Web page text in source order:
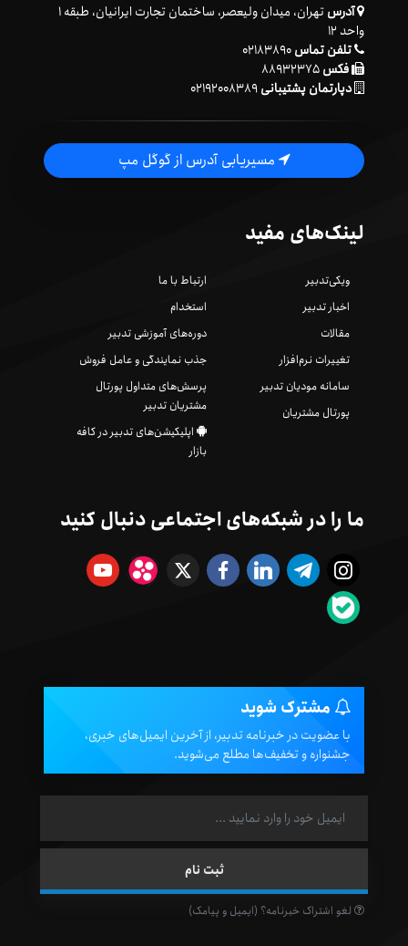
آدرس
تهران، میدان ولیعصر، ساختمان تجارت ایرانیان، طبقه ۱
واحد ۱۲
تلفن تماس۰۲۱۸۳۸۹۰
فکس
دپارتمان پشتیبانی۰۲۱۹۲۰۰۸۳۸۹
مسیریابی آدرس از گوگل مپ
لینک‌های مفید
ویکی‌تدبیر
اخبار تدبیر
مقالات
تغییرات نرم‌افزار
سامانه مودیان تدبیر
پورتال مشتریان
ارتباط با ما
استخدام
دوره‌های آموزشی تدبیر
جذب نمایندگی و عامل فروش
پرسش‌های متداول پورتال
مشتریان تدبیر
اپلیکیشن‌های تدبیر در کافه
بازار
ما را در شبکه‌های اجتماعی دنبال کنید
مشترک شوید
با عضویت در خبرنامه تدبیر، از آخرین ایمیل‌های خبری،
جشنواره و تخفیف‌ها مطلع می‌شوید.
لغو اشتراک خبرنامه؟ (ایمیل و پیامک)